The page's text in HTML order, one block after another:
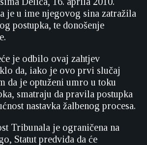
je u ime njegovog sina zatražila
postupka, te donošenje
je odbilo ovaj zahtjev
da, iako je ovo prvi slučaj
da je optuženi umro u toku
smatraju da pravila postupka
nastavka žalbenog procesa.
Tribunala je ograničena na
Statut predviđa da će